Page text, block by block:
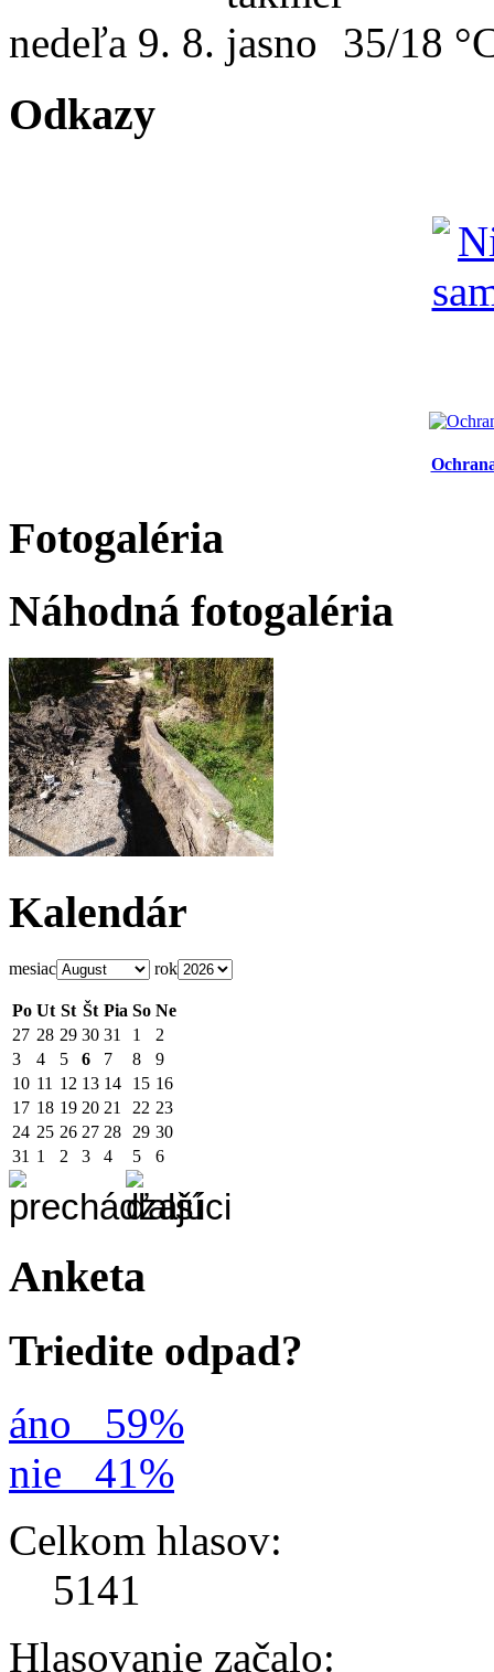
nedeľa 9. 8. 35/18
Odkazy
Fotogaléria
Náhodná fotogaléria
Kalendár
mesiac rok
Po Ut St Št Pia So Ne
27 28 29 30 31 1
2
3
4 5 6 7 8
9
10 11 12 13 14 15 16
17 18 19 20 21 22 23
24 25 26 27 28 29 30
31 1 2 3 4 5 6
Anketa
Triedite odpad?
áno
59%
nie
41%
Celkom hlasov:
5141
Hlasovanie začalo: